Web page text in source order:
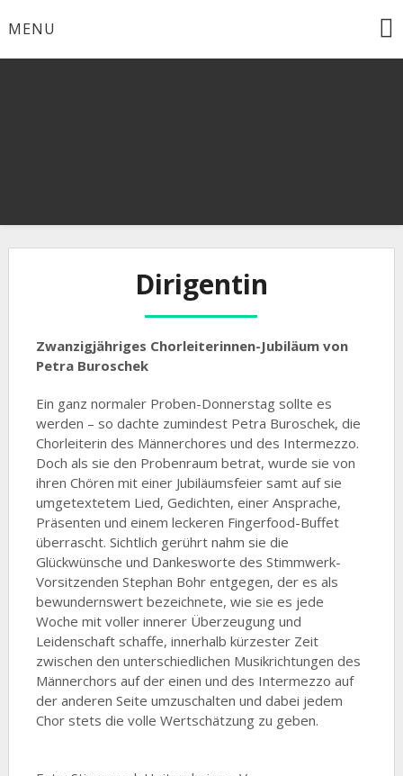
toMENU
Dirigentin
Zwanzigjähriges Chorleiterinnen-Jubiläum von
Petra Buroschek
Ein ganz normaler Proben-Donnerstag sollte es
werden – so dachte zumindest Petra Buroschek, die
Chorleiterin des Männerchores und des Intermezzo.
Doch als sie den Probenraum betrat, wurde sie von
ihren Chören mit einer Jubiläumsfeier samt auf sie
umgetextetem Lied, Gedichten, einer Ansprache,
Präsenten und einem leckeren Fingerfood-Buffet
überrascht. Sichtlich gerührt nahm sie die
Glückwünsche und Dankesworte des Stimmwerk-
Vorsitzenden Stephan Bohr entgegen, der es als
bewundernswert bezeichnete, wie sie es jede
Woche mit voller innerer Überzeugung und
Leidenschaft schaffe, innerhalb kürzester Zeit
zwischen den unterschiedlichen Musikrichtungen des
Männerchors auf der einen und des Intermezzo auf
der anderen Seite umzuschalten und dabei jedem
Chor stets die volle Wertschätzung zu geben.